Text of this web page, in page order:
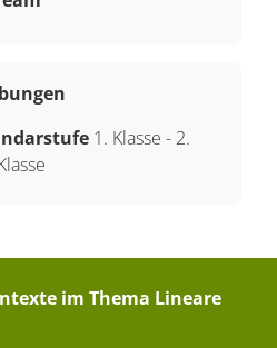
1. Klasse - 2.
im Thema Lineare